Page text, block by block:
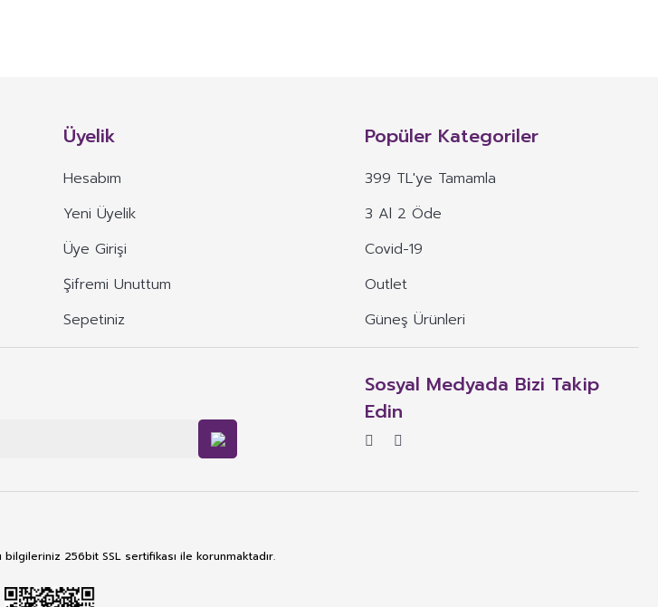
Üyelik
Hesabım
Yeni Üyelik
Üye Girişi
Şifremi Unuttum
Sepetiniz
Popüler Kategoriler
399 TL'ye Tamamla
3 Al 2 Öde
Covid-19
Outlet
Güneş Ürünleri
Sosyal Medyada Bizi Takip
Edin
bilgileriniz 256bit SSL sertifikası ile korunmaktadır.